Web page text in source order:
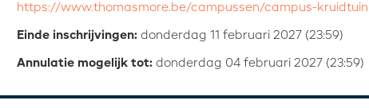
https://www.thomasmore.be/campussen/campus-kruidtuin
Einde inschrijvingen: donderdag 11 februari 2027 (23:59)
Annulatie mogelijk tot: donderdag 04 februari 2027 (23:59)